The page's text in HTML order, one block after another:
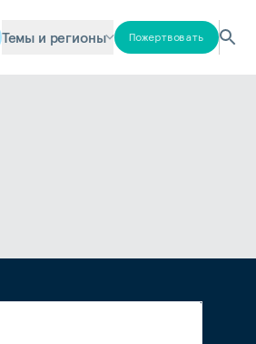
Темы и регионы Пожертвовать